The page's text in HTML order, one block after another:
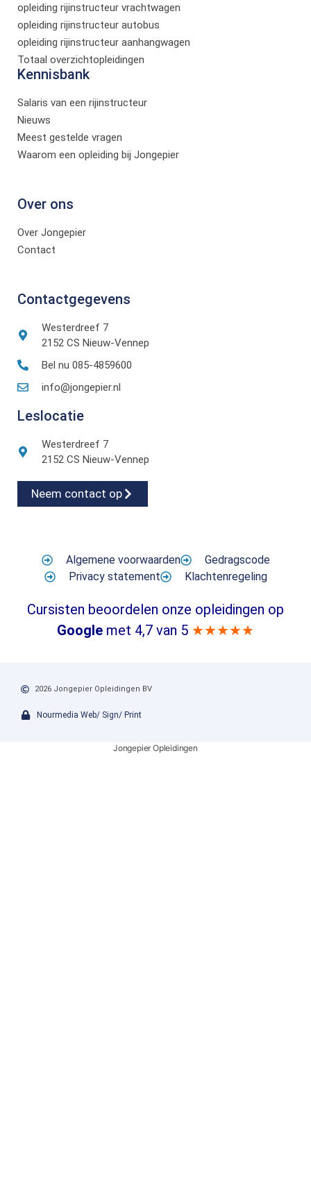
opleiding rijinstructeur vrachtwagen
opleiding rijinstructeur autobus
opleiding rijinstructeur aanhangwagen
Totaal overzichtopleidingen
Kennisbank
Salaris van een rijinstructeur
Nieuws
Meest gestelde vragen
Waarom een opleiding bij Jongepier
Over ons
Over Jongepier
Contact
Contactgegevens
Westerdreef 7
2152 CS Nieuw-Vennep
Bel nu 085-4859600
info@jongepier.nl
Leslocatie
Westerdreef 7
2152 CS Nieuw-Vennep
Neem contact op
Algemene voorwaarden
Gedragscode
Privacy statement
Klachtenregeling
Cursisten beoordelen onze opleidingen op
Google met 4,7 van 5 ★★★★★
2026 Jongepier Opleidingen BV
Nourmedia Web/ Sign/ Print
Jongepier Opleidingen